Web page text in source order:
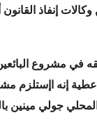
إنفاذ
في مشروع
إنه اإستلزم
جولي مينين